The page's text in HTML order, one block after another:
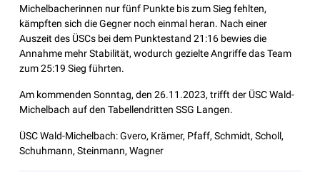
Michelbacherinnen nur fünf Punkte bis zum Sieg fehlten,
kämpften sich die Gegner noch einmal heran. Nach einer
Auszeit des ÜSCs bei dem Punktestand 21:16 bewies die
Annahme mehr Stabilität, wodurch gezielte Angriffe das Team
zum 25:19 Sieg führten.
Am kommenden Sonntag, den 26.11.2023, trifft der ÜSC Wald-
Michelbach auf den Tabellendritten SSG Langen.
ÜSC Wald-Michelbach: Gvero, Krämer, Pfaff, Schmidt, Scholl,
Schuhmann, Steinmann, Wagner